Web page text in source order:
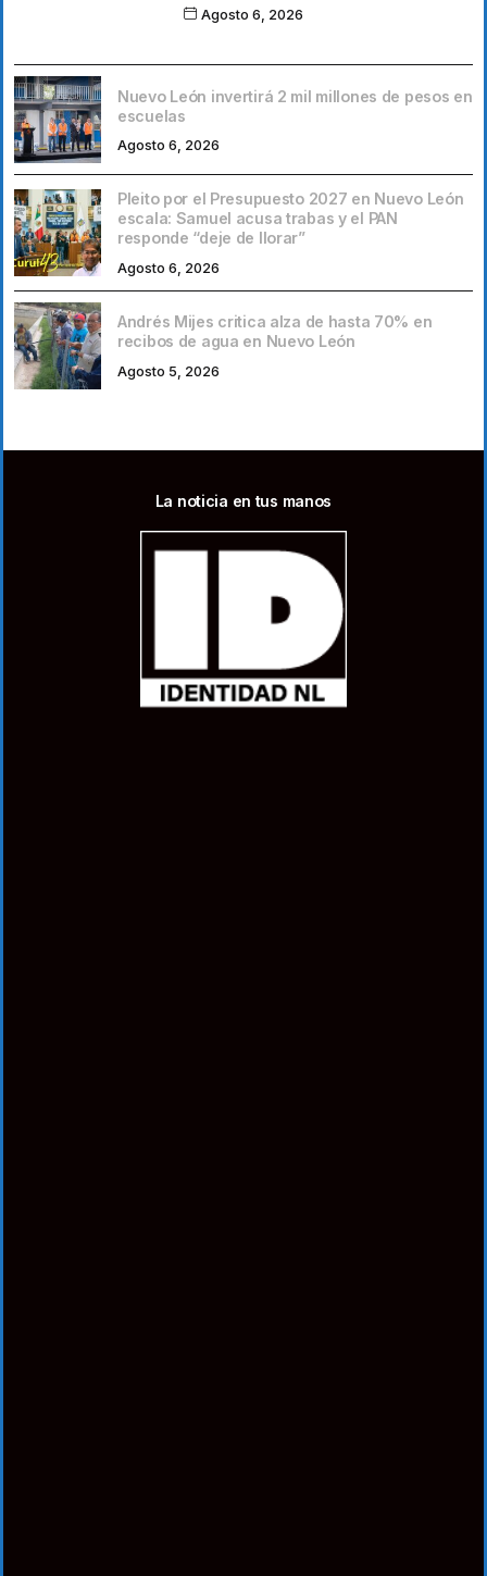
Agosto 6, 2026
Nuevo León invertirá 2 mil millones de pesos en
escuelas
Agosto 6, 2026
Pleito por el Presupuesto 2027 en Nuevo León
escala: Samuel acusa trabas y el PAN
responde “deje de llorar”
Agosto 6, 2026
Andrés Mijes critica alza de hasta 70% en
recibos de agua en Nuevo León
Agosto 5, 2026
La noticia en tus manos